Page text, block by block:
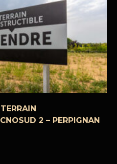
2 – PERPIGNAN